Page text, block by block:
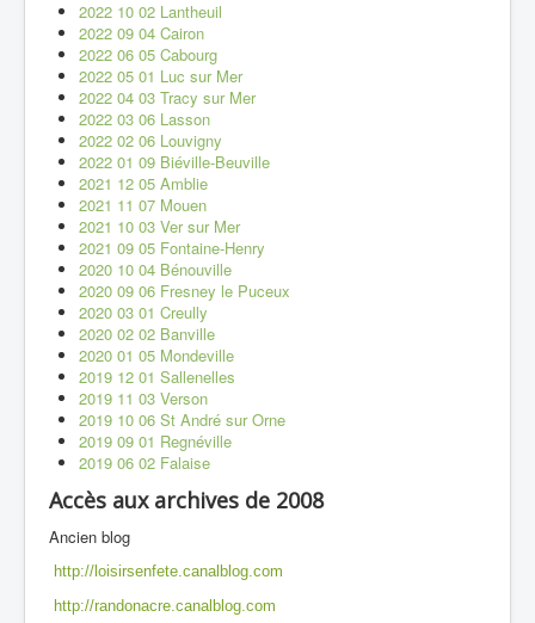
2022 10 02 Lantheuil
2022 09 04 Cairon
2022 06 05 Cabourg
2022 05 01 Luc sur Mer
2022 04 03 Tracy sur Mer
2022 03 06 Lasson
2022 02 06 Louvigny
2022 01 09 Biéville-Beuville
2021 12 05 Amblie
2021 11 07 Mouen
2021 10 03 Ver sur Mer
2021 09 05 Fontaine-Henry
2020 10 04 Bénouville
2020 09 06 Fresney le Puceux
2020 03 01 Creully
2020 02 02 Banville
2020 01 05 Mondeville
2019 12 01 Sallenelles
2019 11 03 Verson
2019 10 06 St André sur Orne
2019 09 01 Regnéville
2019 06 02 Falaise
Accès aux archives de 2008
Ancien blog
http://loisirsenfete.canalblog.com
http://randonacre.canalblog.com